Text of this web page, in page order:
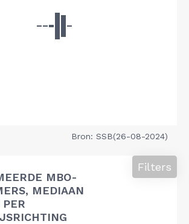
Bron: SSB(26-08-2024)
MBO-
MEDIAAN
PER
Filters